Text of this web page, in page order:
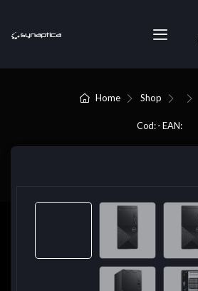
Home Shop
Cod: - EAN: